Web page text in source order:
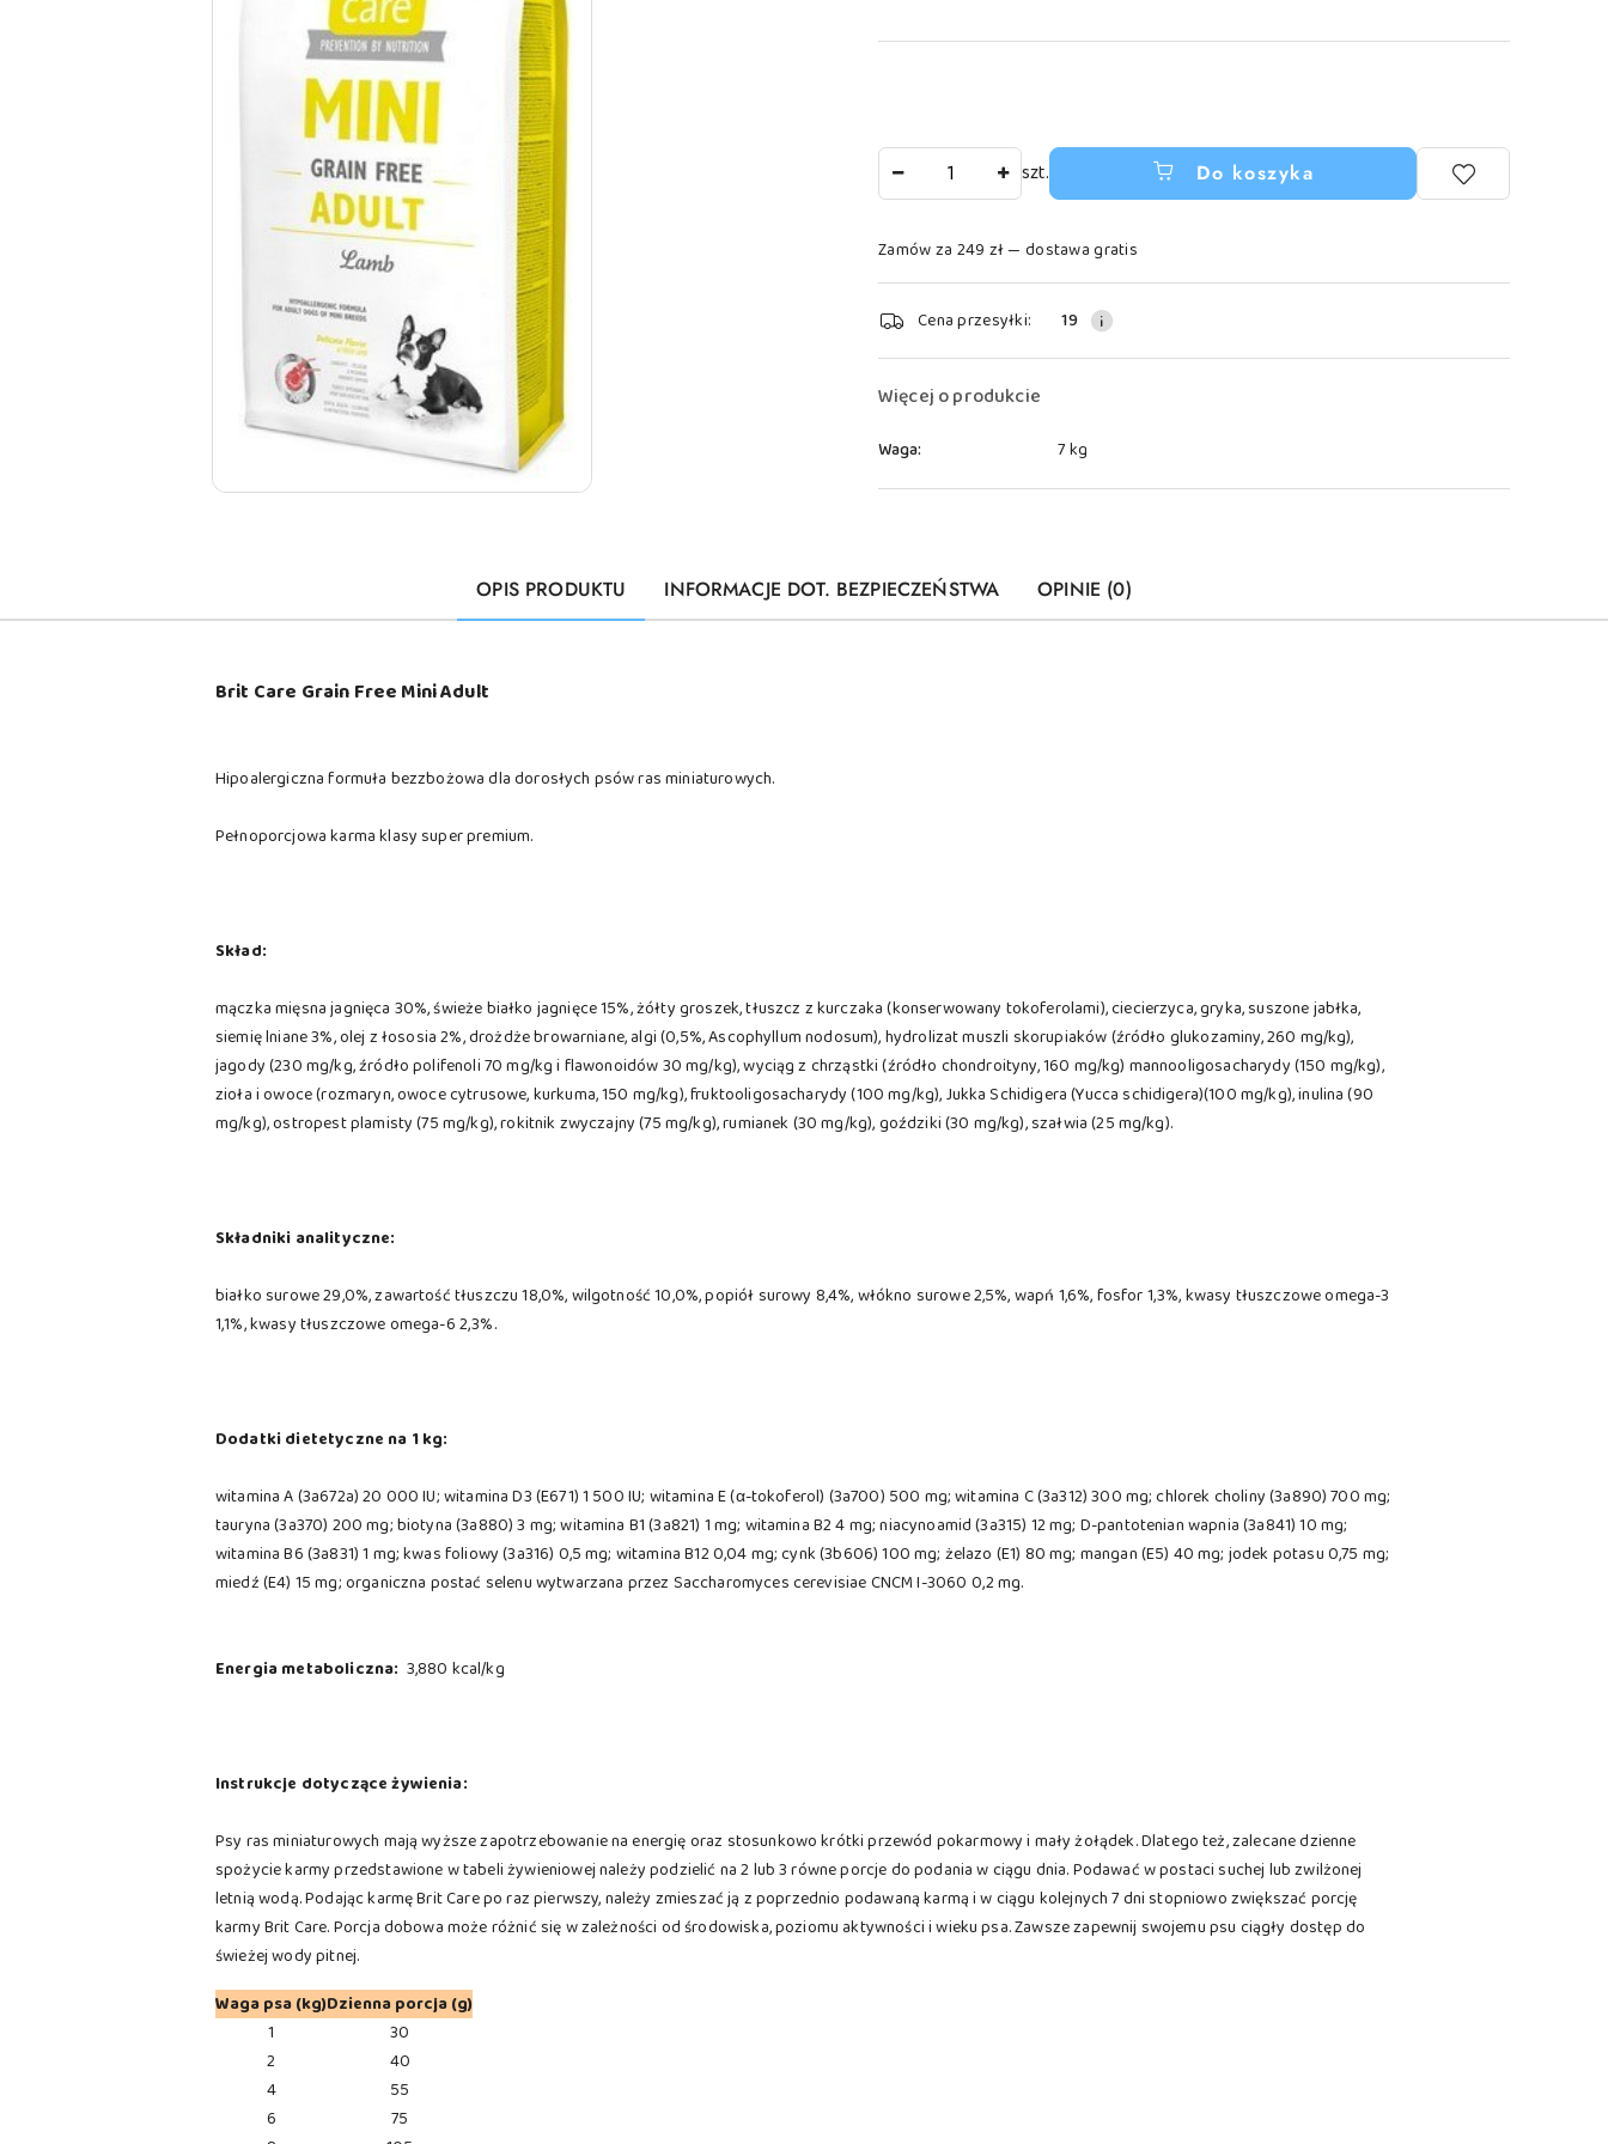
szt. Do koszyka
Zamów za 249 zł — dostawa gratis
Dostępność
i
dostawa
Cena przesyłki: 19
Więcej o produkcie
Waga: 7 kg
OPIS PRODUKTU INFORMACJE DOT. BEZPIECZEŃSTWA OPINIE (0)
Brit Care Grain Free Mini Adult
Hipoalergiczna formuła bezzbożowa dla dorosłych psów ras miniaturowych.
Pełnoporcjowa karma klasy super premium.
Skład:
mączka mięsna jagnięca 30%, świeże białko jagnięce 15%, żółty groszek, tłuszcz z kurczaka (konserwowany tokoferolami), ciecierzyca, gryka, suszone jabłka,
siemię lniane 3%, olej z łososia 2%, drożdże browarniane, algi (0,5%, Ascophyllum nodosum), hydrolizat muszli skorupiaków (źródło glukozaminy, 260 mg/kg),
jagody (230 mg/kg, źródło polifenoli 70 mg/kg i flawonoidów 30 mg/kg), wyciąg z chrząstki (źródło chondroityny, 160 mg/kg) mannooligosacharydy (150 mg/kg),
zioła i owoce (rozmaryn, owoce cytrusowe, kurkuma, 150 mg/kg), fruktooligosacharydy (100 mg/kg), Jukka Schidigera (Yucca schidigera)(100 mg/kg), inulina (90
mg/kg), ostropest plamisty (75 mg/kg), rokitnik zwyczajny (75 mg/kg), rumianek (30 mg/kg), goździki (30 mg/kg), szałwia (25 mg/kg).
Składniki analityczne:
białko surowe 29,0%, zawartość tłuszczu 18,0%, wilgotność 10,0%, popiół surowy 8,4%, włókno surowe 2,5%, wapń 1,6%, fosfor 1,3%, kwasy tłuszczowe omega-3
1,1%, kwasy tłuszczowe omega-6 2,3%.
Dodatki dietetyczne na 1 kg:
witamina A (3a672a) 20 000 IU; witamina D3 (E671) 1 500 IU; witamina E (α-tokoferol) (3a700) 500 mg; witamina C (3a312) 300 mg; chlorek choliny (3a890) 700 mg;
tauryna (3a370) 200 mg; biotyna (3a880) 3 mg; witamina B1 (3a821) 1 mg; witamina B2 4 mg; niacynoamid (3a315) 12 mg; D-pantotenian wapnia (3a841) 10 mg;
witamina B6 (3a831) 1 mg; kwas foliowy (3a316) 0,5 mg; witamina B12 0,04 mg; cynk (3b606) 100 mg; żelazo (E1) 80 mg; mangan (E5) 40 mg; jodek potasu 0,75 mg;
miedź (E4) 15 mg; organiczna postać selenu wytwarzana przez Saccharomyces cerevisiae CNCM I-3060 0,2 mg.
Energia metaboliczna: 3,880 kcal/kg
Instrukcje dotyczące żywienia:
Psy ras miniaturowych mają wyższe zapotrzebowanie na energię oraz stosunkowo krótki przewód pokarmowy i mały żołądek. Dlatego też, zalecane dzienne
spożycie karmy przedstawione w tabeli żywieniowej należy podzielić na 2 lub 3 równe porcje do podania w ciągu dnia. Podawać w postaci suchej lub zwilżonej
letnią wodą. Podając karmę Brit Care po raz pierwszy, należy zmieszać ją z poprzednio podawaną karmą i w ciągu kolejnych 7 dni stopniowo zwiększać porcję
karmy Brit Care. Porcja dobowa może różnić się w zależności od środowiska, poziomu aktywności i wieku psa. Zawsze zapewnij swojemu psu ciągły dostęp do
świeżej wody pitnej.
Waga psa (kg)Dzienna porcja (g)
1
30
2
40
4
55
6
75